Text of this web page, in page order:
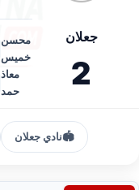
جعلان
2
محسن
خميس
معاذ
حمد
🏟️نادي جعلان